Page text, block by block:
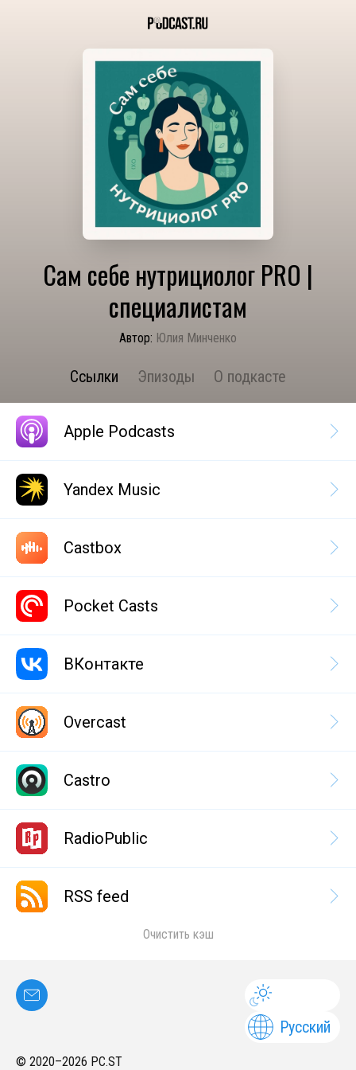
Сам себе нутрициолог PRO |
специалистам
Автор: Юлия Минченко
Ссылки Эпизоды О подкасте
Apple Podcasts
Yandex Music
Castbox
Pocket Casts
ВКонтакте
Overcast
Castro
RadioPublic
RSS feed
Очистить кэш
Русский
© 2020–2026 PC.ST